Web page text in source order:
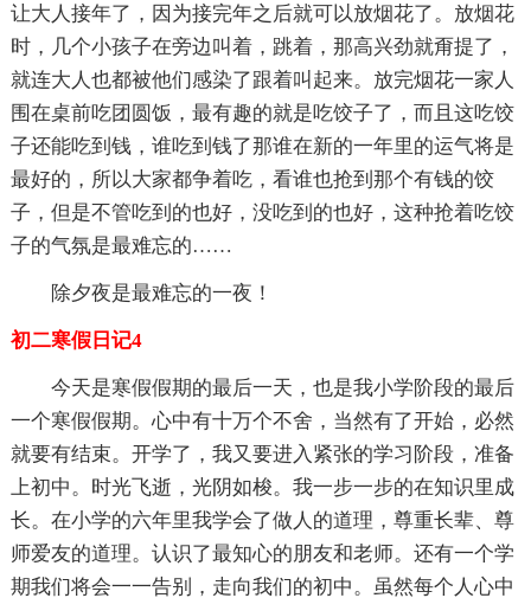
让大人接年了，因为接完年之后就可以放烟花了。放烟花
时，几个小孩子在旁边叫着，跳着，那高兴劲就甭提了，
就连大人也都被他们感染了跟着叫起来。放完烟花一家人
围在桌前吃团圆饭，最有趣的就是吃饺子了，而且这吃饺
子还能吃到钱，谁吃到钱了那谁在新的一年里的运气将是
最好的，所以大家都争着吃，看谁也抢到那个有钱的饺
子，但是不管吃到的也好，没吃到的也好，这种抢着吃饺
子的气氛是最难忘的……
除夕夜是最难忘的一夜！
初二寒假日记4
今天是寒假假期的最后一天，也是我小学阶段的最后
一个寒假假期。心中有十万个不舍，当然有了开始，必然
就要有结束。开学了，我又要进入紧张的学习阶段，准备
上初中。时光飞逝，光阴如梭。我一步一步的在知识里成
长。在小学的六年里我学会了做人的道理，尊重长辈、尊
师爱友的道理。认识了最知心的朋友和老师。还有一个学
期我们将会一一告别，走向我们的初中。虽然每个人心中